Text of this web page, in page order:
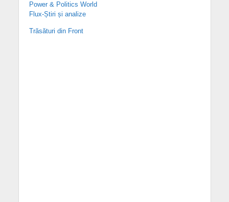
Power & Politics World
Flux-Știri și analize
Trăsături din Front